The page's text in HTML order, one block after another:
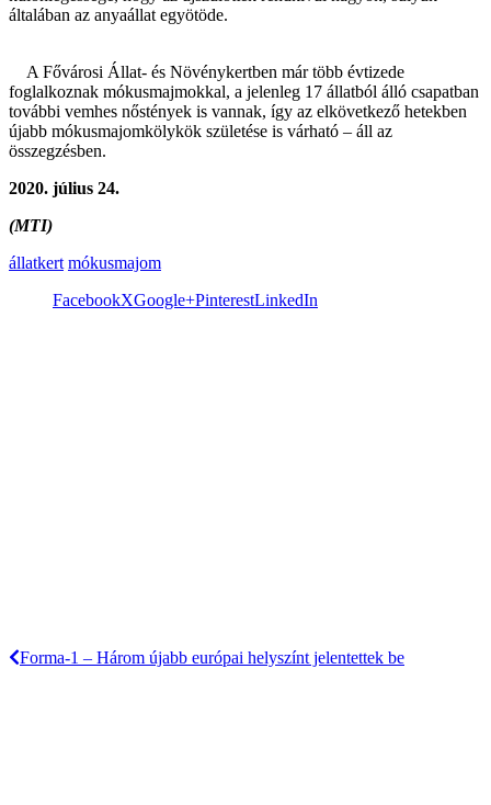
általában az anyaállat egyötöde.
A Fővárosi Állat- és Növénykertben már több évtizede
foglalkoznak mókusmajmokkal, a jelenleg 17 állatból álló csapatban
további vemhes nőstények is vannak, így az elkövetkező hetekben
újabb mókusmajomkölykök születése is várható – áll az
összegzésben.
2020. július 24.
(MTI)
állatkert mókusmajom
FacebookXGoogle+PinterestLinkedIn
Forma-1 – Három újabb európai helyszínt jelentettek be